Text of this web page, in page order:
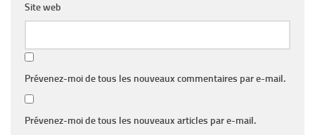
Site web
Prévenez-moi de tous les nouveaux commentaires par e-mail.
Prévenez-moi de tous les nouveaux articles par e-mail.